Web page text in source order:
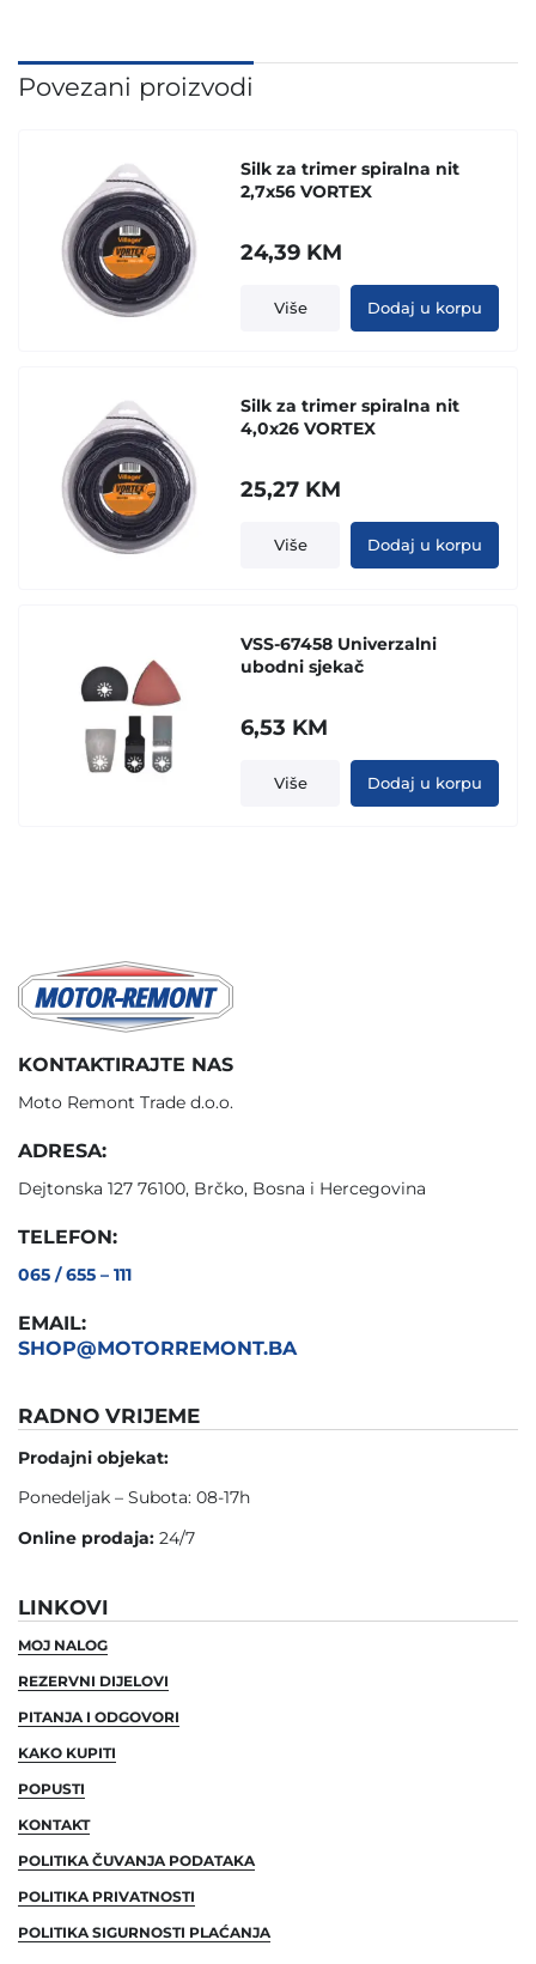
Povezani proizvodi
Silk za trimer spiralna nit
2,7x56 VORTEX
24,39 KM
Više Dodaj u korpu
Silk za trimer spiralna nit
4,0x26 VORTEX
25,27 KM
Više Dodaj u korpu
VSS-67458 Univerzalni
ubodni sjekač
6,53 KM
Više Dodaj u korpu
KONTAKTIRAJTE NAS
Moto Remont Trade d.o.o.
ADRESA:
Dejtonska 127 76100, Brčko, Bosna i Hercegovina
TELEFON:
065 / 655 – 111
EMAIL:
SHOP@MOTORREMONT.BA
RADNO VRIJEME
Prodajni objekat:
Ponedeljak – Subota: 08-17h
Online prodaja: 24/7
LINKOVI
MOJ NALOG
REZERVNI DIJELOVI
PITANJA I ODGOVORI
KAKO KUPITI
POPUSTI
KONTAKT
POLITIKA ČUVANJA PODATAKA
POLITIKA PRIVATNOSTI
POLITIKA SIGURNOSTI PLAĆANJA